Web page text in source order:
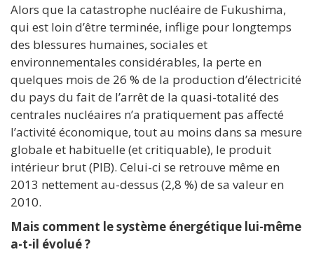
Alors que la catastrophe nucléaire de Fukushima,
qui est loin d’être terminée, inflige pour longtemps
des blessures humaines, sociales et
environnementales considérables, la perte en
quelques mois de 26 % de la production d’électricité
du pays du fait de l’arrêt de la quasi-totalité des
centrales nucléaires n’a pratiquement pas affecté
l’activité économique, tout au moins dans sa mesure
globale et habituelle (et critiquable), le produit
intérieur brut (PIB). Celui-ci se retrouve même en
2013 nettement au-dessus (2,8 %) de sa valeur en
2010.
Mais comment le système énergétique lui-même
a-t-il évolué ?